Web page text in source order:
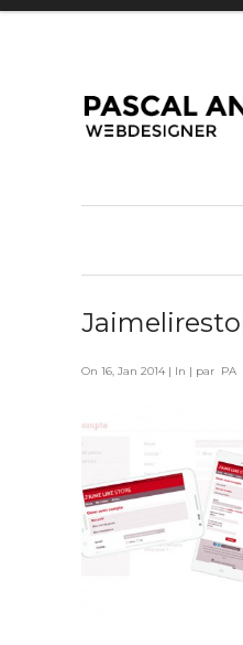
On 16, Jan 2014 | In | par PA